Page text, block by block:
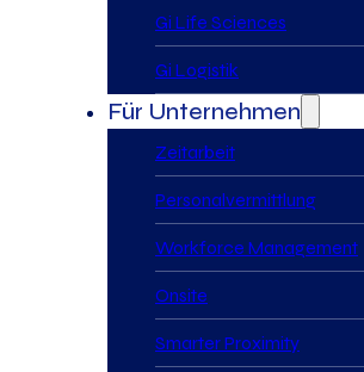
Gi Life Sciences
Gi Logistik
Für Unternehmen
Zeitarbeit
Personalvermittlung
Workforce Management
Onsite
Smarter Proximity